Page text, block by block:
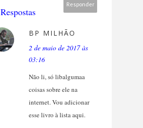
Responder
Respostas
BP MILHÃO
2 de maio de 2017 às
03:16
Não li, só libalgumaa
coisas sobre ele na
internet. Vou adicionar
esse livro à lista aqui.